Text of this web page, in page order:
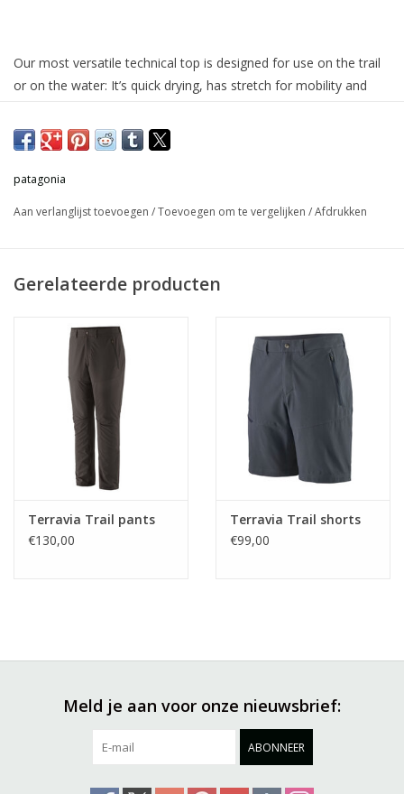
Our most versatile technical top is designed for use on the trail
or on the water: It’s quick drying, has stretch for mobility and
freshness. Built with 50-100% recycled polyester, Capilene®
Cool Daily styles keep you comfortable when you’re working
hard in conditions ranging from cool to hot. Made in a Fair
patagonia
Aan verlanglijst toevoegen /Toevoegen om te vergelijken /Afdrukken
Gerelateerde producten
Terravia Trail pants
€130,00
Terravia Trail shorts
€99,00
Meld je aan voor onze nieuwsbrief:
ABONNEER